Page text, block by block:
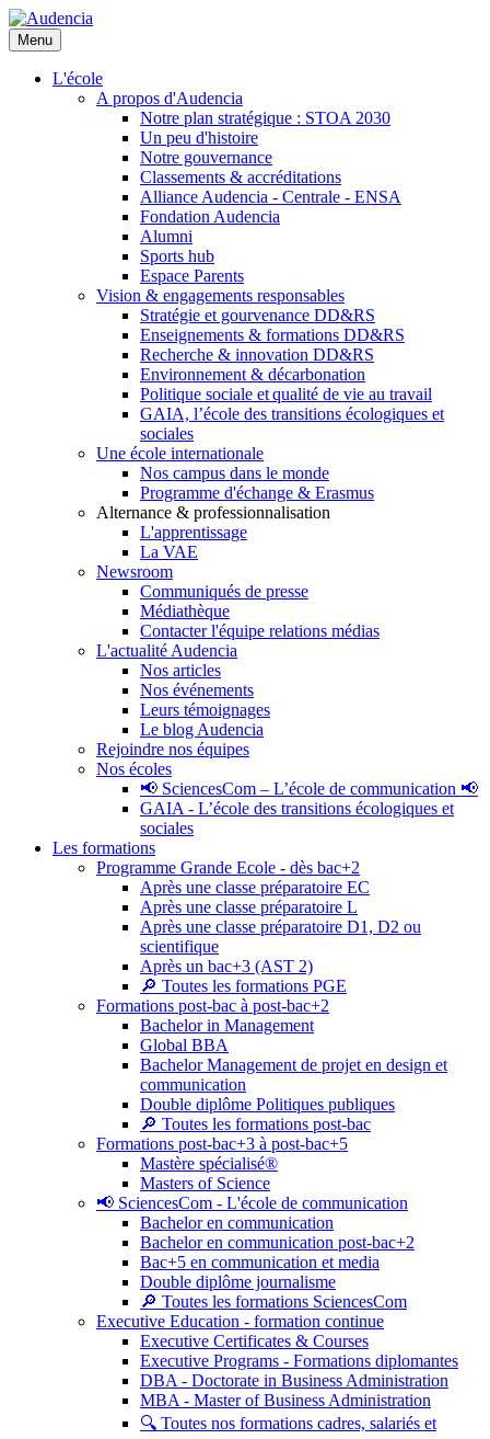
Aller
au
contenu
principal
Menu
L'école
A propos d'Audencia
Notre plan stratégique : STOA 2030
Un peu d'histoire
Notre gouvernance
Classements & accréditations
Alliance Audencia - Centrale - ENSA
Fondation Audencia
Alumni
Sports hub
Espace Parents
Vision & engagements responsables
Stratégie et gourvenance DD&RS
Enseignements & formations DD&RS
Recherche & innovation DD&RS
Environnement & décarbonation
Politique sociale et qualité de vie au travail
GAIA, l’école des transitions écologiques et
sociales
Une école internationale
Nos campus dans le monde
Programme d'échange & Erasmus
Alternance & professionnalisation
L'apprentissage
La VAE
Newsroom
Communiqués de presse
Médiathèque
Contacter l'équipe relations médias
L'actualité Audencia
Nos articles
Nos événements
Leurs témoignages
Le blog Audencia
Rejoindre nos équipes
Nos écoles
📢 SciencesCom – L’école de communication 📢
GAIA - L’école des transitions écologiques et
sociales
Les formations
Programme Grande Ecole - dès bac+2
Après une classe préparatoire EC
Après une classe préparatoire L
Après une classe préparatoire D1, D2 ou
scientifique
Après un bac+3 (AST 2)
🔎 Toutes les formations PGE
Formations post-bac à post-bac+2
Bachelor in Management
Global BBA
Bachelor Management de projet en design et
communication
Double diplôme Politiques publiques
🔎 Toutes les formations post-bac
Formations post-bac+3 à post-bac+5
Mastère spécialisé®
Masters of Science
📢 SciencesCom - L'école de communication
Bachelor en communication
Bachelor en communication post-bac+2
Bac+5 en communication et media
Double diplôme journalisme
🔎 Toutes les formations SciencesCom
Executive Education - formation continue
Executive Certificates & Courses
Executive Programs - Formations diplomantes
DBA - Doctorate in Business Administration
MBA - Master of Business Administration
🔍 Toutes nos formations cadres, salariés et